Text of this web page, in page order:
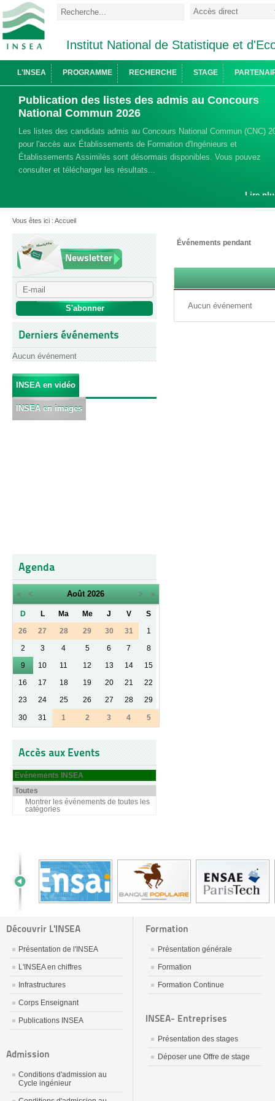
Institut National de Statistique et
L'INSEA PROGRAMME RECHERCHE STAGE
Publication des listes des admis au Concours
National Commun 2026
Les listes des candidats admis au Concours National Commun (CNC)
pour l'accès aux Établissements de Formation d'Ingénieurs et
Établissements Assimilés sont désormais disponibles. Vous pouvez
consulter et télécharger les résultats...
Lire
Vous êtes ici : Accueil
Newsletter
Derniers événements
Aucun événement
INSEA en vidéo
INSEA en images
Agenda
« < Août 2026 > »
D L Ma Me J V
S
26
27 28 29 30 31
1
2
3 4 5 6 7
8
9
10 11 12 13 14
15
16
17 18 19 20 21
22
23
24 25 26 27 28 29
30 31 1 2 3 4 5
Accès aux Events
Evénements INSEA
Toutes
Montrer les événements de toutes les
catégories
Événements pendant
Aucun événement
Découvrir L'INSEA
Présentation de l'INSEA
L'INSEA en chiffres
Infrastructures
Corps Enseignant
Publications INSEA
Admission
Conditions d'admission au
Cycle ingénieur
Formation
Présentation générale
Formation
Formation Continue
INSEA- Entreprises
Présentation des stages
Déposer une Offre de stage